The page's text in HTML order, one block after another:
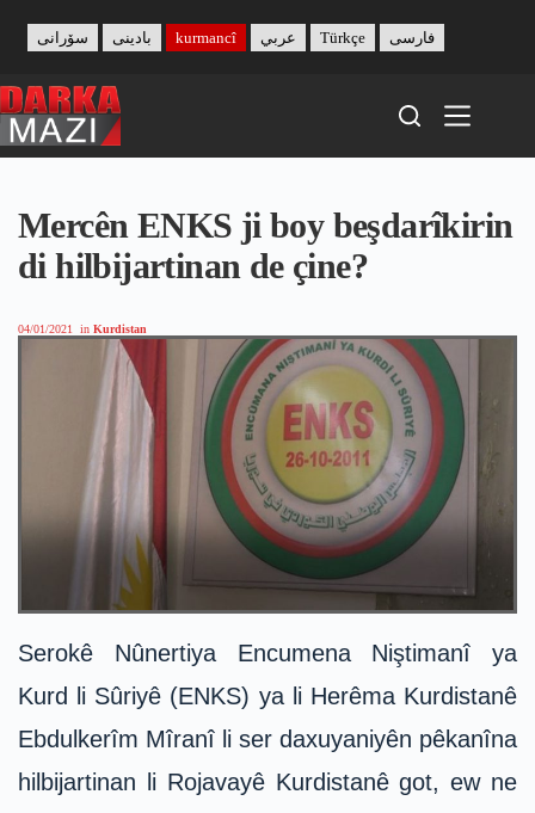
content
بادینی سۆرانی kurmancî عربي Türkçe فارسی
Mercên ENKS ji boy beşdarîkirin
di hilbijartinan de çine?
04/01/2021 in Kurdistan
Serokê Nûnertiya Encumena Niştimanî ya
Kurd li Sûriyê (ENKS) ya li Herêma Kurdistanê
Ebdulkerîm Mîranî li ser daxuyaniyên pêkanîna
hilbijartinan li Rojavayê Kurdistanê got, ew ne